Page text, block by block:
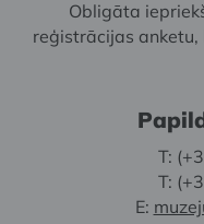
Obligāta
reģistrācijas
T:
T:
E: